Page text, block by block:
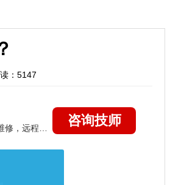
：5147
咨询技师